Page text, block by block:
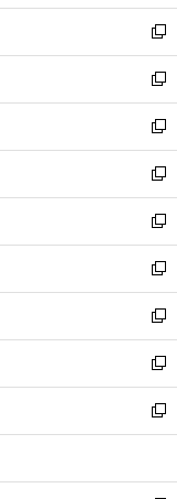
ウ
ィ
ン
ド
ウ
で
開
く
し
い
ウ
ィ
ン
ド
ウ
で
開
く
新
し
い
ウ
ィ
ン
ド
ウ
で
開
く
新
し
い
ウ
ィ
ン
ド
ウ
で
開
く
新
し
い
ウ
ィ
ン
ド
ウ
で
開
く
新
し
い
ウ
ィ
ン
ド
ウ
で
開
く
新
し
い
ウ
ィ
ン
ド
ウ
で
開
新
し
い
ウ
ィ
ン
ド
ウ
開
新
し
い
ウ
ィ
ン
ウ
新
し
い
ウ
ン
新
し
ウ